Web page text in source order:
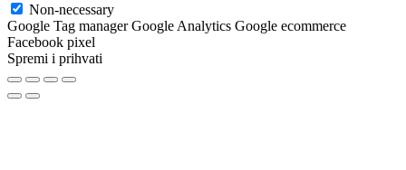
Non-necessary
Google Tag manager Google Analytics Google ecommerce
Facebook pixel
Spremi i prihvati